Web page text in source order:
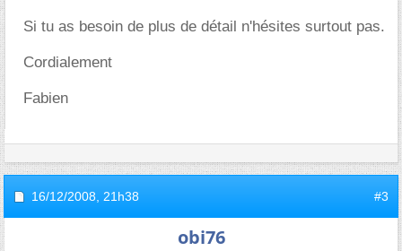
Si tu as besoin de plus de détail n'hésites surtout pas.
Cordialement
Fabien
16/12/2008, 21h38 #3
obi76